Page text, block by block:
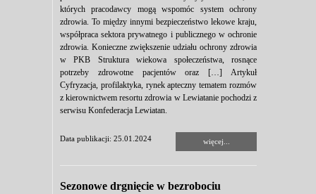
których pracodawcy mogą wspomóc system ochrony
zdrowia. To między innymi bezpieczeństwo lekowe kraju,
współpraca sektora prywatnego i publicznego w ochronie
zdrowia. Konieczne zwiększenie udziału ochrony zdrowia
w PKB Struktura wiekowa społeczeństwa, rosnące
potrzeby zdrowotne pacjentów oraz […] Artykuł
Cyfryzacja, profilaktyka, rynek apteczny tematem rozmów
z kierownictwem resortu zdrowia w Lewiatanie pochodzi z
serwisu Konfederacja Lewiatan.
Data publikacji: 25.01.2024 więcej...
Sezonowe drgnięcie w bezrobociu